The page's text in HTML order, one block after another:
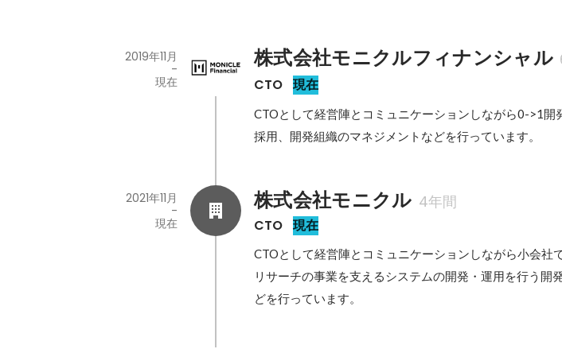
株式会社モニクルフィナンシャル
CTO 現在
2019年11月
-
現在
CTOとして経営陣とコミュニケーションしながら0->1
採用、開発組織のマネジメントなどを行っています。
株式会社モニクル 4年間
CTO 現在
2021年11月
-
現在
CTOとして経営陣とコミュニケーションしながら小会社
リサーチの事業を支えるシステムの開発・運用を行う開
どを行っています。